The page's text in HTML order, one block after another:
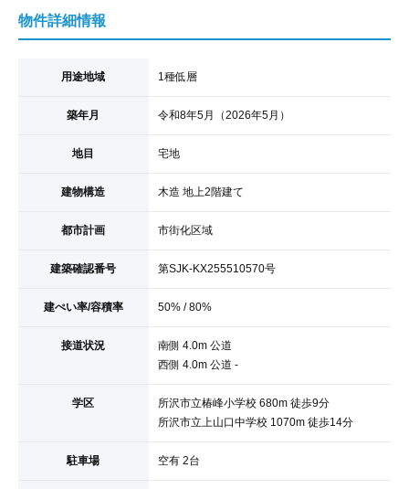
物件詳細情報
用途地域 1種低層
築年月 令和8年5月（2026年5月）
地目 宅地
建物構造 木造 地上2階建て
都市計画 市街化区域
建築確認番号 第SJK-KX255510570号
建ぺい率/容積率 50% / 80%
接道状況
南側 4.0m 公道
西側 4.0m 公道 -
学区
所沢市立椿峰小学校 680m 徒歩9分
所沢市立上山口中学校 1070m 徒歩14分
駐車場 空有 2台